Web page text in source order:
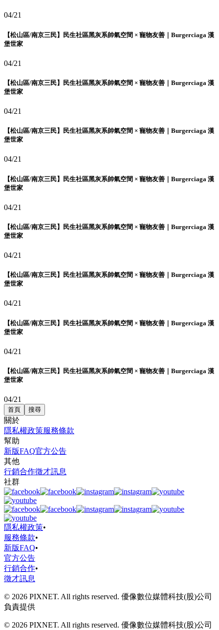
04/21
【松山區/南京三民】民生社區黑灰系帥氣空間 × 寵物友善｜Burgerciaga 漢
堡世家
04/21
【松山區/南京三民】民生社區黑灰系帥氣空間 × 寵物友善｜Burgerciaga 漢
堡世家
04/21
【松山區/南京三民】民生社區黑灰系帥氣空間 × 寵物友善｜Burgerciaga 漢
堡世家
04/21
【松山區/南京三民】民生社區黑灰系帥氣空間 × 寵物友善｜Burgerciaga 漢
堡世家
04/21
【松山區/南京三民】民生社區黑灰系帥氣空間 × 寵物友善｜Burgerciaga 漢
堡世家
04/21
【松山區/南京三民】民生社區黑灰系帥氣空間 × 寵物友善｜Burgerciaga 漢
堡世家
04/21
【松山區/南京三民】民生社區黑灰系帥氣空間 × 寵物友善｜Burgerciaga 漢
堡世家
04/21
【松山區/南京三民】民生社區黑灰系帥氣空間 × 寵物友善｜Burgerciaga 漢
堡世家
04/21
首頁 搜尋
關於
隱私權政策服務條款
幫助
新版FAQ官方公告
其他
行銷合作徵才訊息
社群
隱私權政策•
服務條款•
新版FAQ•
官方公告
行銷合作•
徵才訊息
© 2026 PIXNET. All rights reserved. 優像數位媒體科技(股)公司
負責提供
© 2026 PIXNET. All rights reserved. 優像數位媒體科技(股)公司